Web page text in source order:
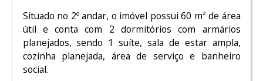
Situado no 2º andar, o imóvel possui 60 m² de área
útil e conta com 2 dormitórios com armários
planejados, sendo 1 suíte, sala de estar ampla,
cozinha planejada, área de serviço e banheiro
social.